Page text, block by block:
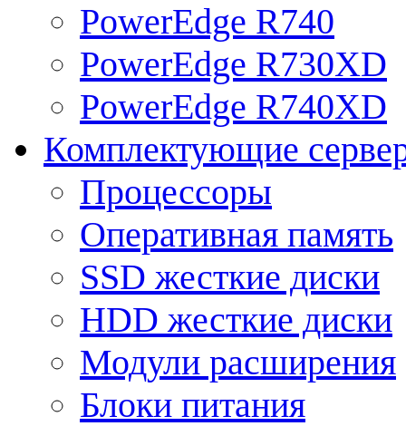
PowerEdge R740
PowerEdge R730XD
PowerEdge R740XD
Комплектующие
Процессоры
Оперативная память
SSD жесткие диски
HDD жесткие диски
Модули расширения
Блоки питания